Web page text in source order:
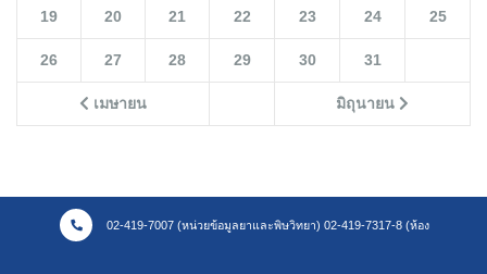
เมษายน มิถุนายน
19 20 21 22 23 24 25
26 27 28 29 30 31
02-419-7007 (หน่วยข้อมูลยาและพิษวิทยา) 02-419-7317-8 (ห้อง